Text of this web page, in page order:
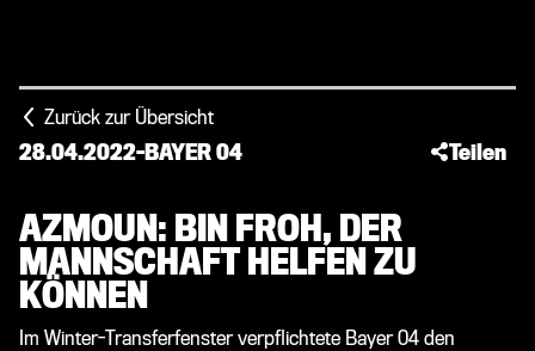
Zurück zur Übersicht
28.04.2022-BAYER 04 Teilen
AZMOUN: BIN FROH, DER
MANNSCHAFT HELFEN ZU
KÖNNEN
Im Winter-Transferfenster verpflichtete Bayer 04 den